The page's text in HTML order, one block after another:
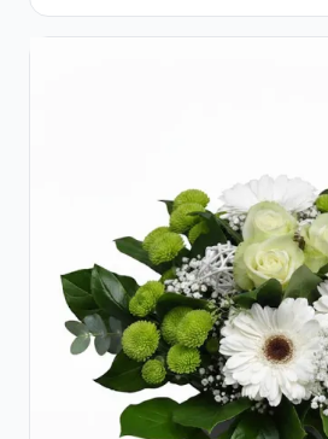
Crizanteme Albe și Bomboane
Raffaello